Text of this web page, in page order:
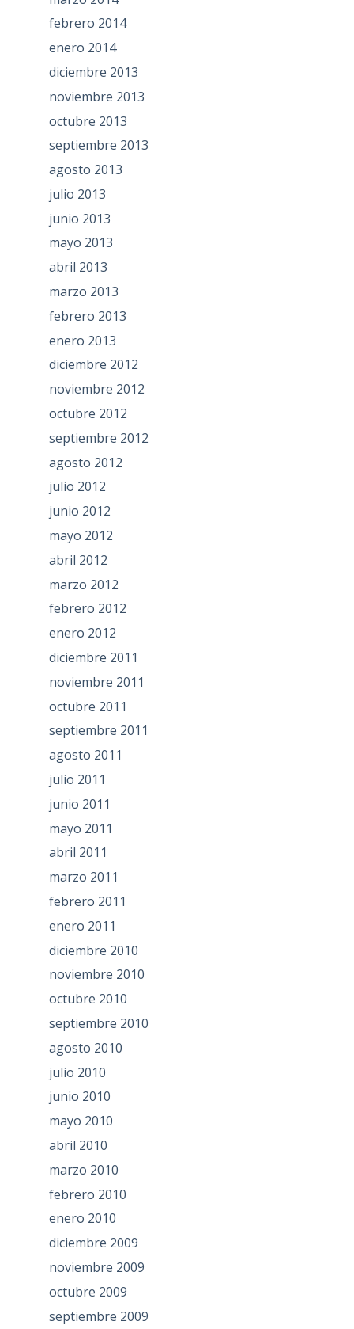
febrero 2014
enero 2014
diciembre 2013
noviembre 2013
octubre 2013
septiembre 2013
agosto 2013
julio 2013
junio 2013
mayo 2013
abril 2013
marzo 2013
febrero 2013
enero 2013
diciembre 2012
noviembre 2012
octubre 2012
septiembre 2012
agosto 2012
julio 2012
junio 2012
mayo 2012
abril 2012
marzo 2012
febrero 2012
enero 2012
diciembre 2011
noviembre 2011
octubre 2011
septiembre 2011
agosto 2011
julio 2011
junio 2011
mayo 2011
abril 2011
marzo 2011
febrero 2011
enero 2011
diciembre 2010
noviembre 2010
octubre 2010
septiembre 2010
agosto 2010
julio 2010
junio 2010
mayo 2010
abril 2010
marzo 2010
febrero 2010
enero 2010
diciembre 2009
noviembre 2009
octubre 2009
septiembre 2009